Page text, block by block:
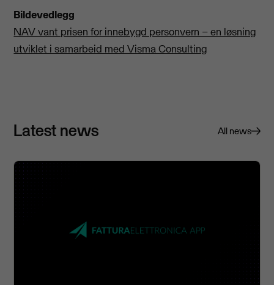
Bildevedlegg
NAV vant prisen for innebygd personvern – en løsning
utviklet i samarbeid med Visma Consulting
Latest news All news